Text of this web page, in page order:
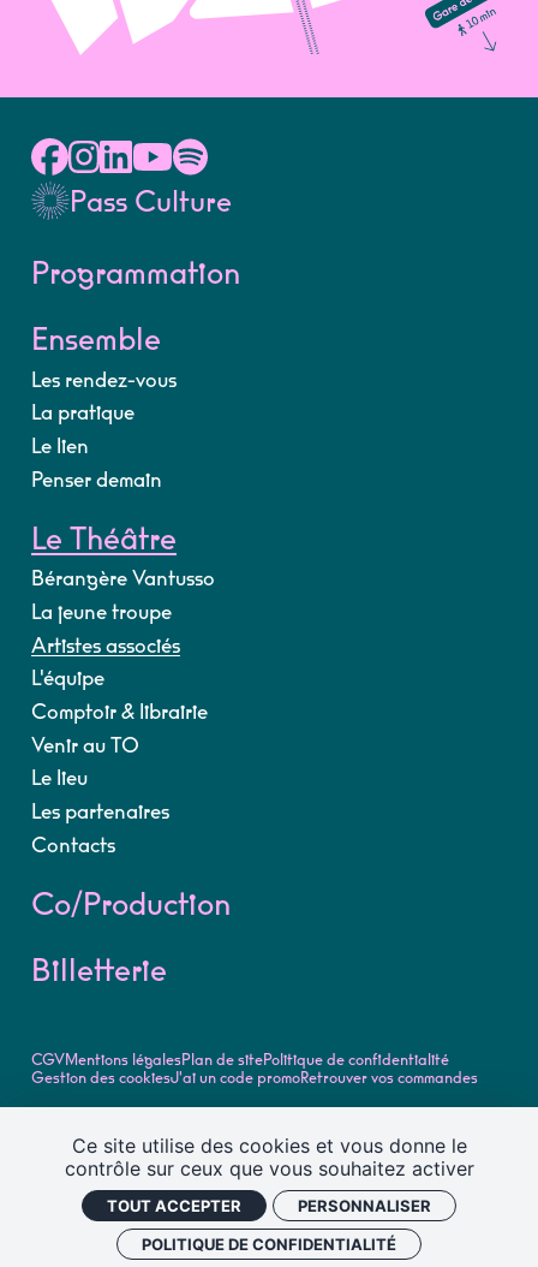
Ce site utilise des cookies et vous donne le
contrôle sur ceux que vous souhaitez activer
TOUT ACCEPTER
PERSONNALISER
POLITIQUE DE CONFIDENTIALITÉ
Pass Culture
Programmation
Ensemble
Les rendez-vous
La pratique
Le lien
Penser demain
Le Théâtre
Bérangère Vantusso
La jeune troupe
Artistes associés
L'équipe
Comptoir & librairie
Venir au TO
Le lieu
Les partenaires
Contacts
Co/Production
Billetterie
Théâtre Olympia - Centre Dramatique National de Tours -
Retrouvez toute la programmation et l'actualité du Théâtre
Olympia - Centre dramatique national de Tours
Design
Cylindre Studio
DéveloppementSupersoniks
CGV Mentions légalesPlan de sitePolitique de confidentialité
Gestion des cookiesJ'ai un code promoRetrouver vos commandes